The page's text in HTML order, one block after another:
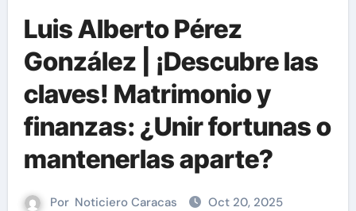
Luis Alberto Pérez
González | ¡Descubre las
claves! Matrimonio y
finanzas: ¿Unir fortunas o
mantenerlas aparte?
Por Noticiero Caracas Oct 20, 2025